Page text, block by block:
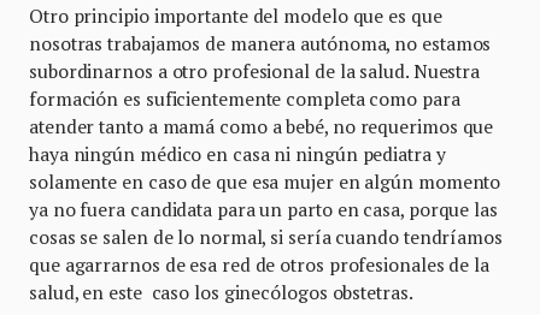
Otro principio importante del modelo que es que
nosotras trabajamos de manera autónoma, no estamos
subordinarnos a otro profesional de la salud. Nuestra
formación es suficientemente completa como para
atender tanto a mamá como a bebé, no requerimos que
haya ningún médico en casa ni ningún pediatra y
solamente en caso de que esa mujer en algún momento
ya no fuera candidata para un parto en casa, porque las
cosas se salen de lo normal, si sería cuando tendríamos
que agarrarnos de esa red de otros profesionales de la
salud, en este caso los ginecólogos obstetras.